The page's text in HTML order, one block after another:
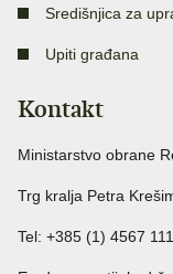
Središnjica za
Upiti građana
Kontakt
Ministarstvo obrane
Trg kralja Petra
Tel: +385 (1) 4567 111